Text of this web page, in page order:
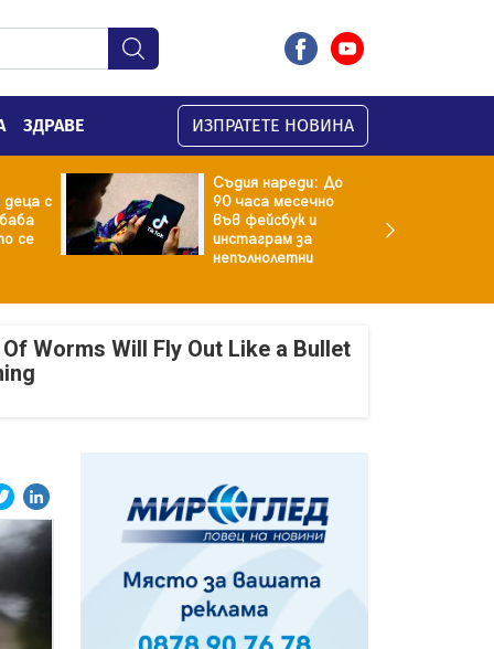
ЗДРАВЕ ИЗПРАТЕТЕ НОВИНА
с
се
Съдия нареди: До
90 часа месечно
във фейсбук и
инстаграм за
непълнолетни
Worms Will Fly Out Like a Bullet